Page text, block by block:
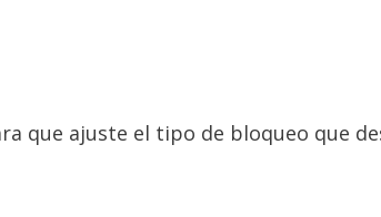
que ajuste el tipo de bloqueo que